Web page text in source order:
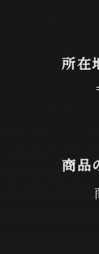
所在
商品